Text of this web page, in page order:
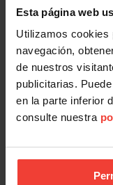
Esta página web
Utilizamos cookies
navegación,
de nuestros
publicitarias.
en la parte inferior
consulte nuestra
Igualdad
identidad en el
26 JUNIO, 2026